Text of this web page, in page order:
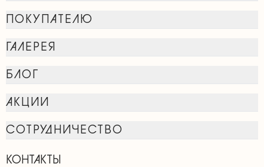
ПОКУПАТЕЛЮ
ГАЛЕРЕЯ
БЛОГ
АКЦИИ
СОТРУДНИЧЕСТВО
КОНТАКТЫ